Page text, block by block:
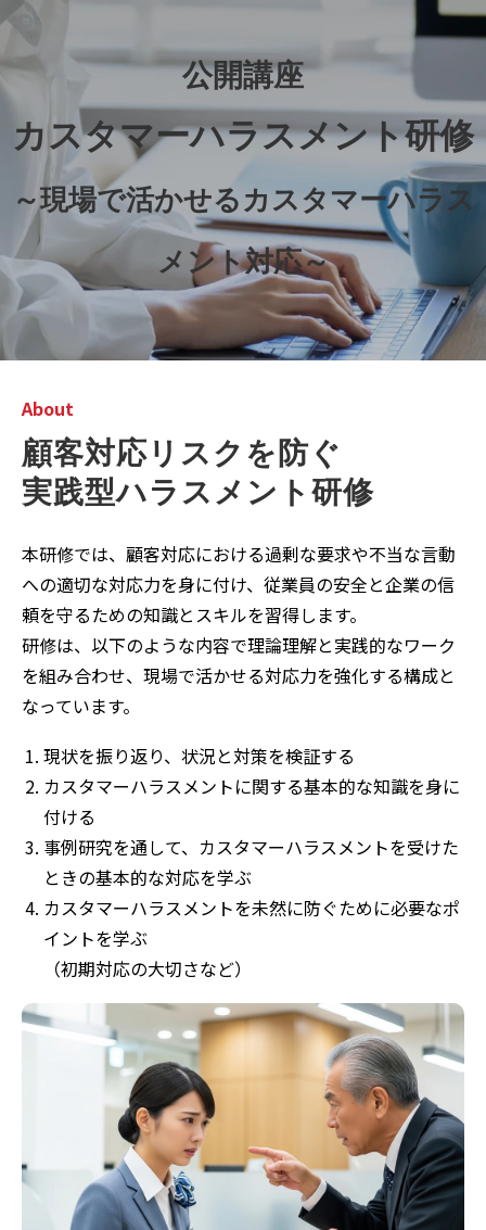
公開講座
カスタマーハラスメント研修
～現場で活かせるカスタマーハラス
メント対応～
About
顧客対応リスクを防ぐ
実践型ハラスメント研修
本研修では、顧客対応における過剰な要求や不当な言動
への適切な対応力を身に付け、従業員の安全と企業の信
頼を守るための知識とスキルを習得します。
研修は、以下のような内容で理論理解と実践的なワーク
を組み合わせ、現場で活かせる対応力を強化する構成と
なっています。
現状を振り返り、状況と対策を検証する
カスタマーハラスメントに関する基本的な知識を身に
付ける
事例研究を通して、カスタマーハラスメントを受けた
ときの基本的な対応を学ぶ
カスタマーハラスメントを未然に防ぐために必要なポ
イントを学ぶ
（初期対応の大切さなど）